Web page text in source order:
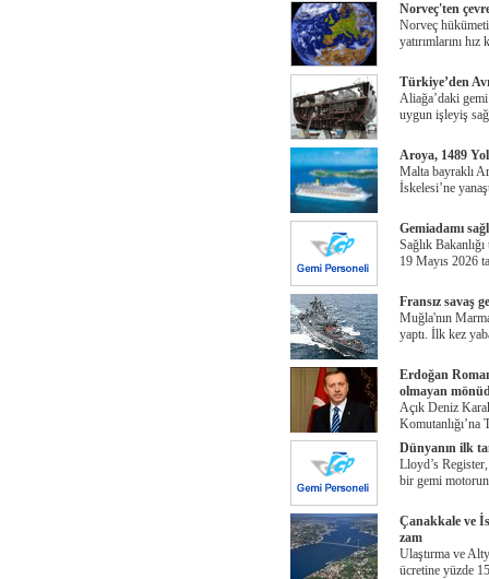
Norveç'ten
Norveç
yatırımlarını
Türkiye’den
Aliağa’daki
uygun işleyiş
Aroya, 1489
Malta bayraklı
İskelesi’ne
Gemiadamı
Sağlık
19 Mayıs 2026
Fransız savaş
Muğla'nın
yaptı. İlk kez
Erdoğan
olmayan
Açık Deniz
Dünyanın ilk
Lloyd’s
bir gemi
Çanakkale ve
zam
Ulaştırma ve
ücretine yüzde